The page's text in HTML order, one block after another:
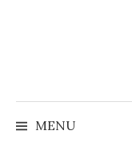
MENU